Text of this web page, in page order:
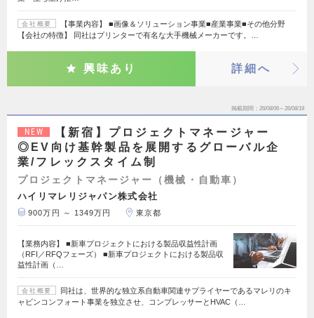
会社概要
【事業内容】 ■画像＆ソリューション事業■産業事業■その他分野
【会社の特徴】 同社はプリンターで有名な大手機械メーカーです。…
興味あり 詳細へ
掲載期間 26/08/06～26/08/19
NEW
【新宿】プロジェクトマネージャー
◎EV向け基幹製品を展開するグローバル企
業/フレックスタイム制
プロジェクトマネージャー（機械・自動車）
ハイリマレリジャパン株式会社
900万円 ～ 1349万円 東京都
【業務内容】 ■新車プロジェクトにおける製品収益性計画
（RFI／RFQフェーズ） ■新車プロジェクトにおける製品収
益性計画（…
会社概要
同社は、世界的な独立系自動車関連サプライヤーであるマレリのキ
ャビンコンフォート事業を独立させ、コンプレッサーとHVAC（…